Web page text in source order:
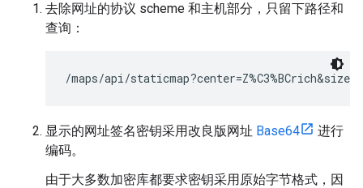
去除网址的协议 scheme 和主机部分，只留下路径和
查询：
/maps/api/
显示的网址签名密钥采用改良版网址 Base64
进行
编码。
由于大多数加密库都要求密钥采用原始字节格式，因